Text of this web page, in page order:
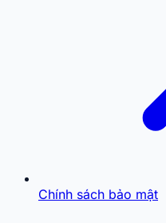
Chính sách bảo mật